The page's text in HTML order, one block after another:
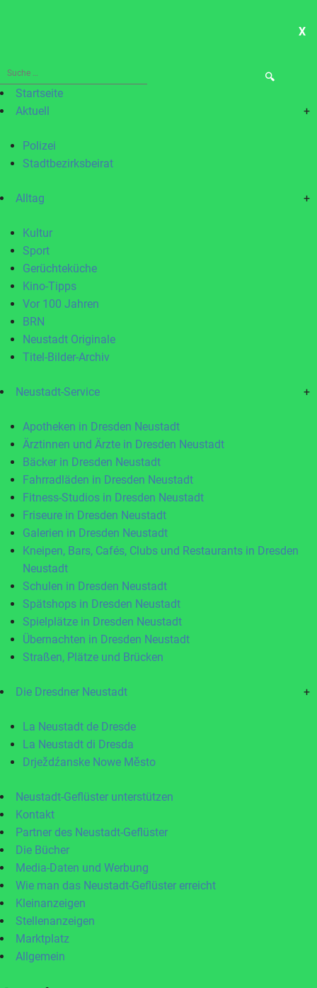
X
Suche
nach:Startseite
Aktuell
+
Polizei
Stadtbezirksbeirat
Alltag +
Kultur
Sport
Gerüchteküche
Kino-Tipps
Vor 100 Jahren
BRN
Neustadt Originale
Titel-Bilder-Archiv
Neustadt-Service +
Apotheken in Dresden Neustadt
Ärztinnen und Ärzte in Dresden Neustadt
Bäcker in Dresden Neustadt
Fahrradläden in Dresden Neustadt
Fitness-Studios in Dresden Neustadt
Friseure in Dresden Neustadt
Galerien in Dresden Neustadt
Kneipen, Bars, Cafés, Clubs und Restaurants in Dresden
Neustadt
Schulen in Dresden Neustadt
Spätshops in Dresden Neustadt
Spielplätze in Dresden Neustadt
Übernachten in Dresden Neustadt
Straßen, Plätze und Brücken
Die Dresdner Neustadt +
La Neustadt de Dresde
La Neustadt di Dresda
Drježdźanske Nowe Město
Neustadt-Geflüster unterstützen
Kontakt
Partner des Neustadt-Geflüster
Die Bücher
Media-Daten und Werbung
Wie man das Neustadt-Geflüster erreicht
Kleinanzeigen
Stellenanzeigen
Marktplatz
Allgemein